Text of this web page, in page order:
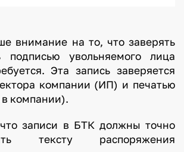
внимание на то, что заверять
подписью увольняемого лица
Эта запись заверяется
компании (ИП) и печатью
в компании).
записи в БТК должны точно
тексту распоряжения